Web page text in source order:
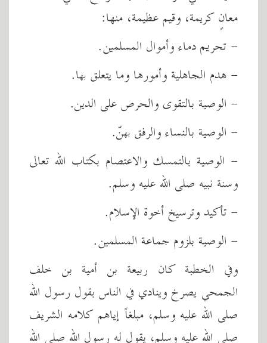
معانٍ كريمة، وقيم عظيمة، منها:
- تحريم دماء وأموال المسلمين.
- هدم الجاهلية وأمورها وما يتعلق بها.
- الوصية بالتقوى والحرص على الدين.
- الوصية بالنساء والرفق بهنّ.
- الوصية بالتمسك والاعتصام بكتاب الله تعالى
وسنة نبيه صلى الله عليه وسلم.
- تأكيد وترسيخ أخوة الإسلام.
- الوصية بلزوم جماعة المسلمين.
وفي الخطبة كان ربيعة بن أمية بن خلف
الجمحي يصرخ وينادي في الناس بقول رسول الله
صلى الله عليه وسلم، مبلغاً إياهم كلامه الشريف
صلى الله عليه وسلم، يقول له رسول الله صلى الله